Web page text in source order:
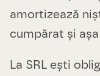
amortizează
cumpărat și
La SRL ești